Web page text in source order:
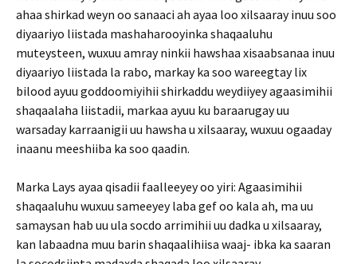
ahaa shirkad weyn oo sanaaci ah ayaa loo xilsaaray inuu soo
diyaariyo liistada mashaharooyinka shaqaaluhu
muteysteen, wuxuu amray ninkii hawshaa xisaabsanaa inuu
diyaariyo liistada la rabo, markay ka soo wareegtay lix
bilood ayuu goddoomiyihii shirkaddu weydiiyey agaasimihii
shaqaalaha liistadii, markaa ayuu ku baraarugay uu
warsaday karraanigii uu hawsha u xilsaaray, wuxuu ogaaday
inaanu meeshiiba ka soo qaadin.
Marka Lays ayaa qisadii faalleeyey oo yiri: Agaas­imihii
shaqaaluhu wuxuu sameeyey laba gef oo kala ah, ma uu
samaysan hab uu ula socdo arrimihii uu dadka u xilsaaray,
kan labaadna muu barin shaqaalihiisa waaj- ibka ka saaran